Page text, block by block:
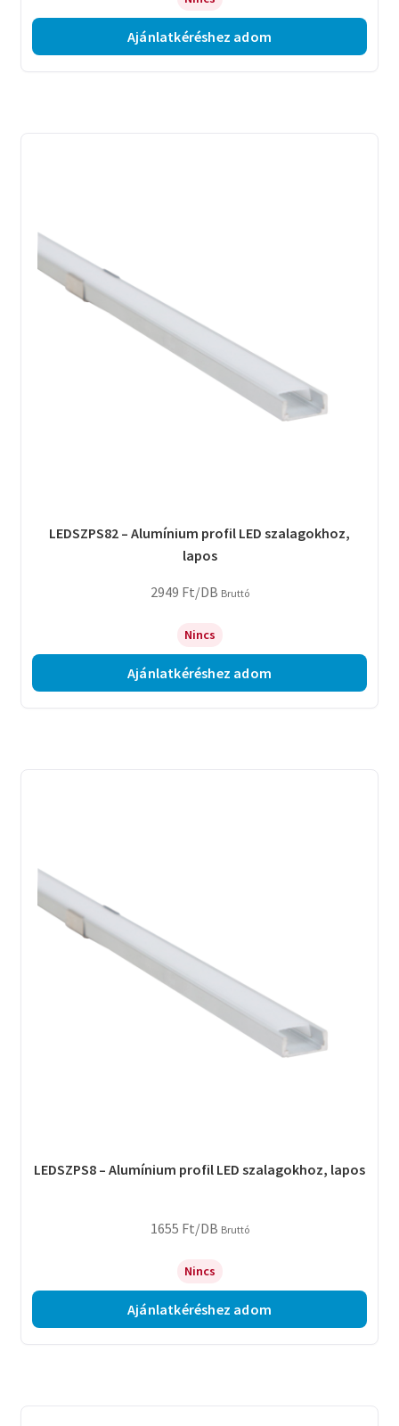
Ajánlatkéréshez adom
LEDSZPS82 – Alumínium profil LED szalagokhoz,
lapos
2949 Ft/DB Bruttó
Nincs
Ajánlatkéréshez adom
LEDSZPS8 – Alumínium profil LED szalagokhoz, lapos
1655 Ft/DB Bruttó
Nincs
Ajánlatkéréshez adom